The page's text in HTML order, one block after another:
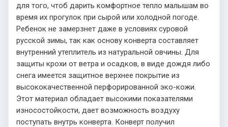
для того, чтоб дарить комфортное тепло малышам во
время их прогулок при сырой или холодной погоде.
Ребенок не замерзнет даже в условиях суровой
русской зимы, так как основу конверта составляет
внутренний утеплитель из натуральной овчины. Для
защиты крохи от ветра и осадков, в виде дождя либо
снега имеется защитное верхнее покрытие из
высококачественной перфорированной эко-кожи.
Этот материал обладает высокими показателями
износостойкости, дает возможность воздуху
поступать внутрь конверта. Конверт получил